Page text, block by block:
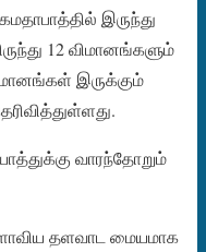
இருந்து
12 விமானங்களும்
இருக்கும்
வாரந்தோறும்
தளவாட மையமாக